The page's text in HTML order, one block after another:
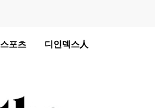
스포츠 디인덱스人